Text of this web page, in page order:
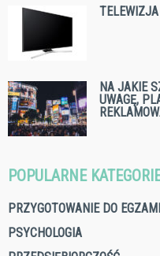
NA JAKIE
UWAGĘ,
POPULARNE
PRZYGOTOWANIE DO
PSYCHOLOGIA